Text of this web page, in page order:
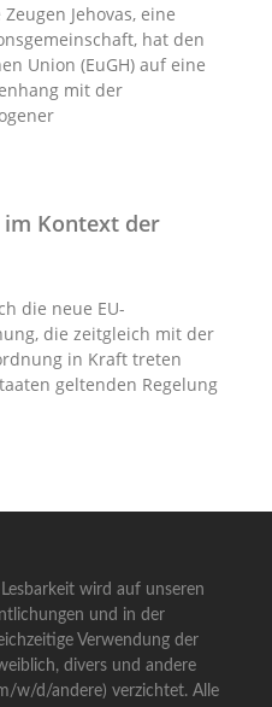
Jehovas, eine
hat den
Union (EuGH) auf eine
mit der
im Kontext der
die neue EU-
die zeitgleich mit der
in Kraft treten
geltenden Regelung
wird auf unseren
und in der
Verwendung der
divers und andere
w/d/andere) verzichtet. Alle